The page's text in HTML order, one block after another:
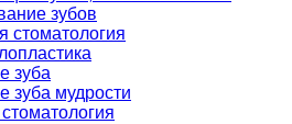
зубов
стоматология
зуба
зуба мудрости